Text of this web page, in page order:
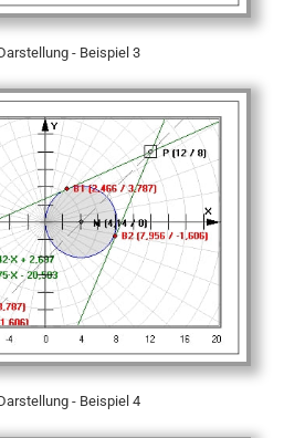
- Beispiel 3
- Beispiel 4